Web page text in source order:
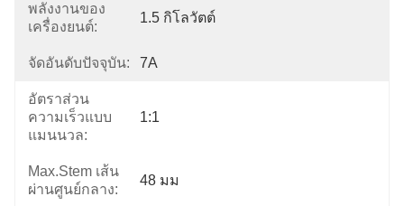
พลังงานของ
เครื่องยนต์:
1.5 กิโลวัตต์
จัดอันดับปัจจุบัน: 7A
อัตราส่วน
ความเร็วแบบ
แมนนวล:
1:1
Max.Stem เส้น
ผ่านศูนย์กลาง:
48 มม